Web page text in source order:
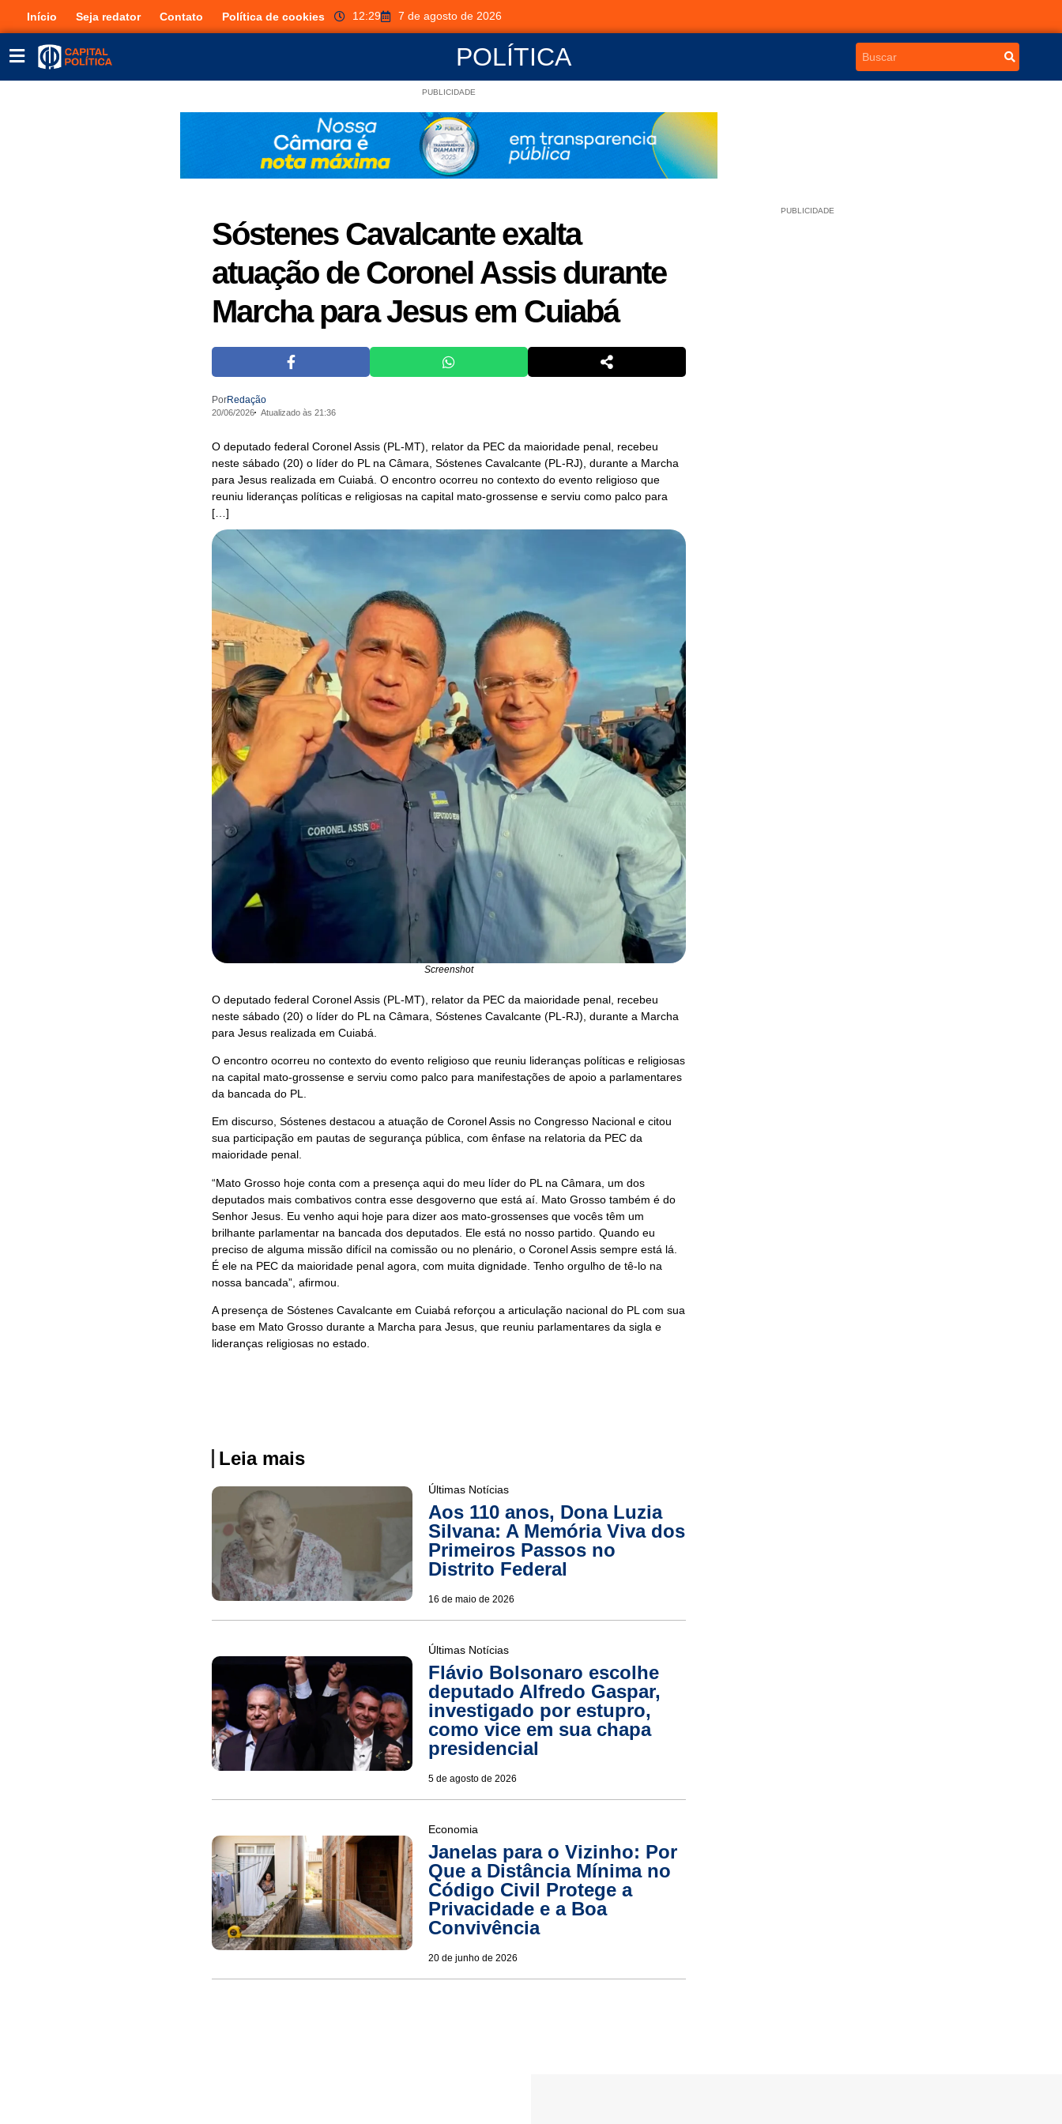
Início Seja redator Contato Política de cookies 12:29 7 de agosto de 2026
POLÍTICA
PUBLICIDADE
Sóstenes Cavalcante exalta
atuação de Coronel Assis durante
Marcha para Jesus em Cuiabá
PorRedação
20/06/2026 Atualizado às 21:36
O deputado federal Coronel Assis (PL-MT), relator da PEC da maioridade penal, recebeu
neste sábado (20) o líder do PL na Câmara, Sóstenes Cavalcante (PL-RJ), durante a Marcha
para Jesus realizada em Cuiabá. O encontro ocorreu no contexto do evento religioso que
reuniu lideranças políticas e religiosas na capital mato-grossense e serviu como palco para
[…]
Screenshot
O deputado federal Coronel Assis (PL-MT), relator da PEC da maioridade penal, recebeu
neste sábado (20) o líder do PL na Câmara, Sóstenes Cavalcante (PL-RJ), durante a Marcha
para Jesus realizada em Cuiabá.
O encontro ocorreu no contexto do evento religioso que reuniu lideranças políticas e religiosas
na capital mato-grossense e serviu como palco para manifestações de apoio a parlamentares
da bancada do PL.
Em discurso, Sóstenes destacou a atuação de Coronel Assis no Congresso Nacional e citou
sua participação em pautas de segurança pública, com ênfase na relatoria da PEC da
maioridade penal.
“Mato Grosso hoje conta com a presença aqui do meu líder do PL na Câmara, um dos
deputados mais combativos contra esse desgoverno que está aí. Mato Grosso também é do
Senhor Jesus. Eu venho aqui hoje para dizer aos mato-grossenses que vocês têm um
brilhante parlamentar na bancada dos deputados. Ele está no nosso partido. Quando eu
preciso de alguma missão difícil na comissão ou no plenário, o Coronel Assis sempre está lá.
É ele na PEC da maioridade penal agora, com muita dignidade. Tenho orgulho de tê-lo na
nossa bancada”, afirmou.
A presença de Sóstenes Cavalcante em Cuiabá reforçou a articulação nacional do PL com sua
base em Mato Grosso durante a Marcha para Jesus, que reuniu parlamentares da sigla e
lideranças religiosas no estado.
Leia mais
Últimas Notícias
Aos 110 anos, Dona Luzia
Silvana: A Memória Viva dos
Primeiros Passos no
Distrito Federal
16 de maio de 2026
Últimas Notícias
Flávio Bolsonaro escolhe
deputado Alfredo Gaspar,
investigado por estupro,
como vice em sua chapa
presidencial
5 de agosto de 2026
Economia
Janelas para o Vizinho: Por
Que a Distância Mínima no
Código Civil Protege a
Privacidade e a Boa
Convivência
20 de junho de 2026
PUBLICIDADE